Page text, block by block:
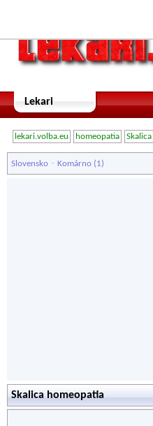
Lekari
lekari.volba.eu homeopatia Skalica
Slovensko - Komárno (1)
Skalica homeopatia